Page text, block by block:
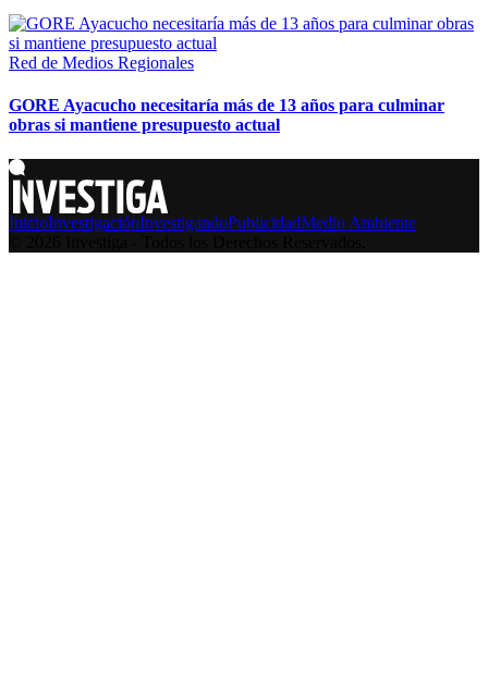
Red de Medios Regionales
GORE Ayacucho necesitaría más de 13 años para culminar
obras si mantiene presupuesto actual
InicioInvestigaciónInvestigandoPublicidadMedio Ambiente